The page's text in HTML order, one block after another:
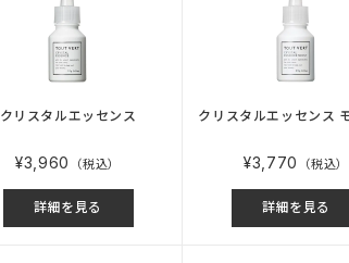
クリスタルエッセンス
¥3,960 （税込）
詳細を見る
クリスタルエッセンス
¥3,770 （税込）
詳細を見る